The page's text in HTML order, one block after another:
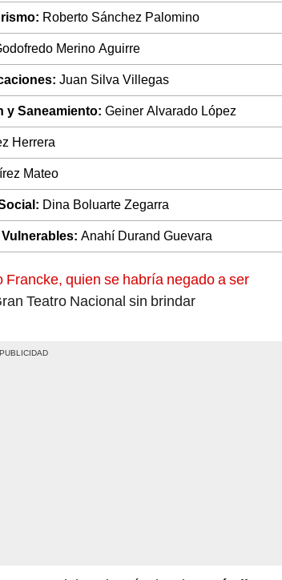
Roberto Sánchez Palomino
Merino Aguirre
Juan Silva Villegas
y Saneamiento: Geiner Alvarado López
Herrera
Mateo
Dina Boluarte Zegarra
Anahí Durand Guevara
Francke, quien se habría negado a ser
Teatro Nacional sin brindar